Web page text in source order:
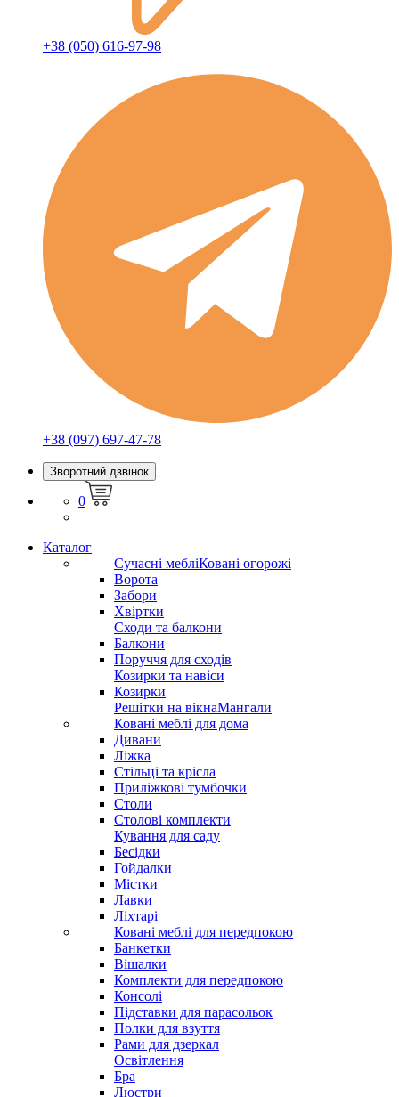
+38 (050) 616-97-98
+38 (097) 697-47-78
Зворотний дзвінок
0
Каталог
Сучасні мебліКовані огорожі
Ворота
Забори
Хвіртки
Сходи та балкони
Балкони
Поруччя для сходів
Козирки та навіси
Козирки
Решітки на вікнаМангали
Ковані меблі для дома
Дивани
Ліжка
Стільці та крісла
Приліжкові тумбочки
Столи
Столові комплекти
Кування для саду
Бесідки
Гойдалки
Містки
Лавки
Ліхтарі
Ковані меблі для передпокою
Банкетки
Вішалки
Комплекти для передпокою
Консолі
Підставки для парасольок
Полки для взуття
Рами для дзеркал
Освітлення
Бра
Люстри